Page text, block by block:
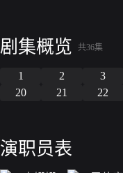
剧集概览 共36集
1 2 3
20
21 22
演职员表